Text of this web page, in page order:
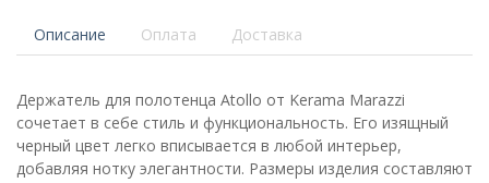
Описание Оплата Доставка
Держатель для полотенца Atollo от Kerama Marazzi
сочетает в себе стиль и функциональность. Его изящный
черный цвет легко вписывается в любой интерьер,
добавляя нотку элегантности. Размеры изделия составляют